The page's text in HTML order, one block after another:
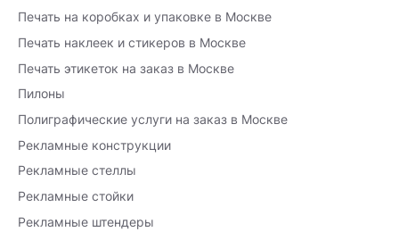
Печать на коробках и упаковке в Москве
Печать наклеек и стикеров в Москве
Печать этикеток на заказ в Москве
Пилоны
Полиграфические услуги на заказ в Москве
Рекламные конструкции
Рекламные стеллы
Рекламные стойки
Рекламные штендеры